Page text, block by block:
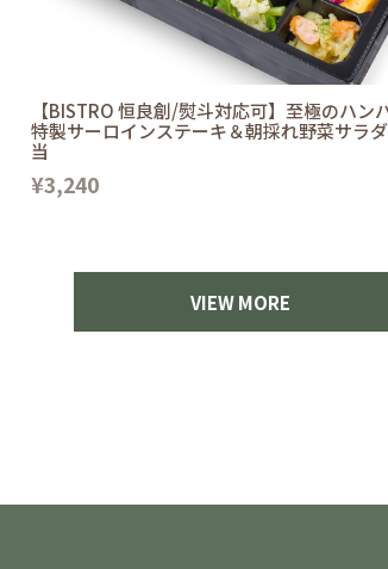
【BISTRO 恒良創/熨斗対応可】至極のハン
特製サーロインステーキ＆朝採れ野菜サラ
当
¥3,240
VIEW MORE